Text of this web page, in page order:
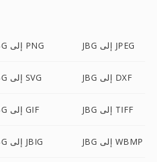
JBG إلى PNG JBG إلى JPEG
JBG إلى SVG JBG إلى DXF
JBG إلى GIF JBG إلى TIFF
JBG إلى JBIG JBG إلى WBMP